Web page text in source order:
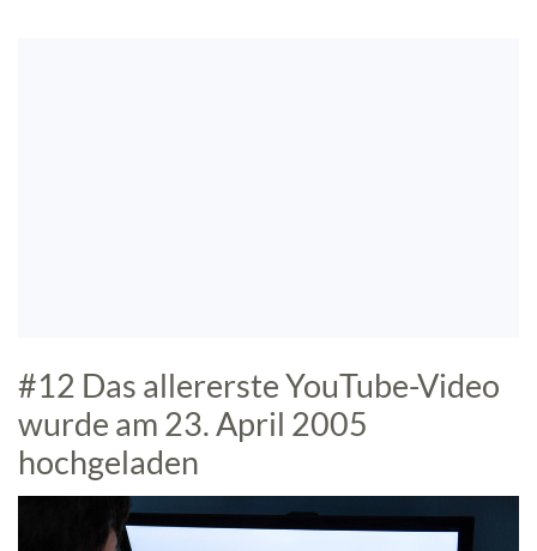
#12 Das allererste YouTube-Video
wurde am 23. April 2005
hochgeladen